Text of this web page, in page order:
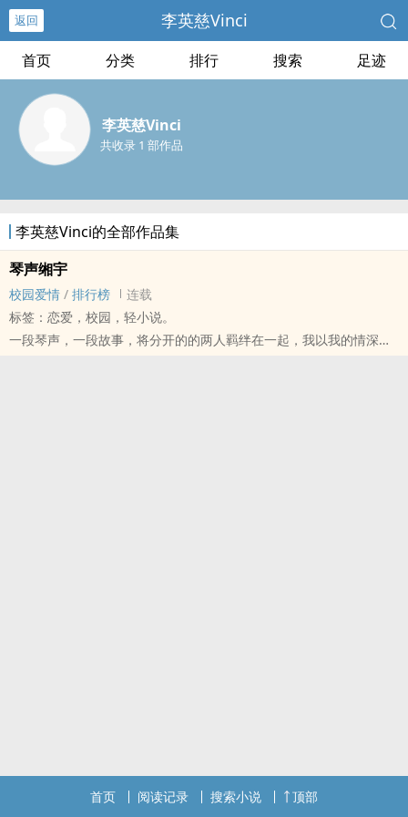
返回 李英慈Vinci
首页 分类 排行 搜索 足迹
李英慈Vinci
共收录 1 部作品
李英慈Vinci的全部作品集
琴声缃宇
校园爱情 / 排行榜
连载
标签：恋爱，校园，轻小说。
一段琴声，一段故事，将分开的的两人羁绊在一起，我以我的情深，
首页 阅读记录 搜索小说 顶部